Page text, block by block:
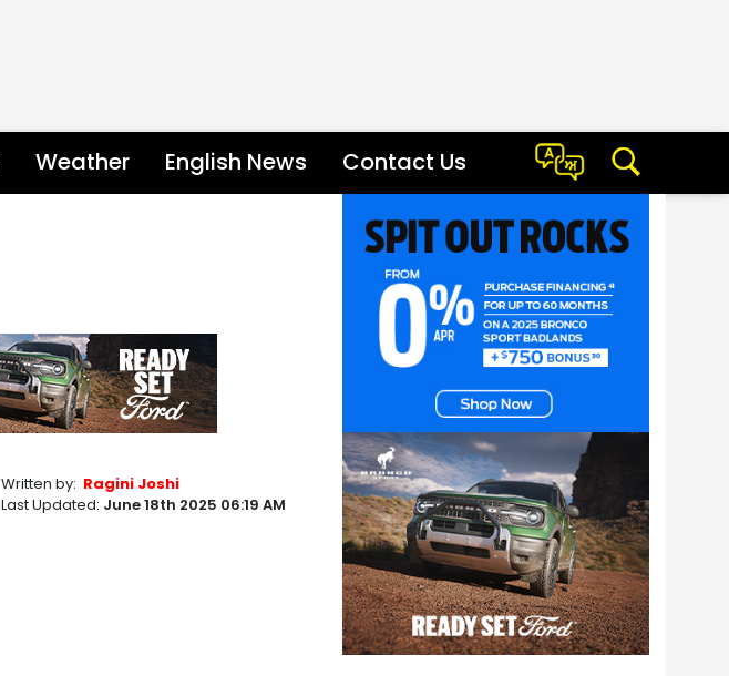
Weather English News Contact Us
Written by: Ragini Joshi
Last Updated: June 18th 2025 06:19 AM